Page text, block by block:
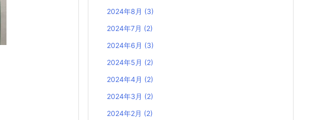
2024年8月 (3)
2024年7月 (2)
2024年6月 (3)
2024年5月 (2)
2024年4月 (2)
2024年3月 (2)
2024年2月 (2)